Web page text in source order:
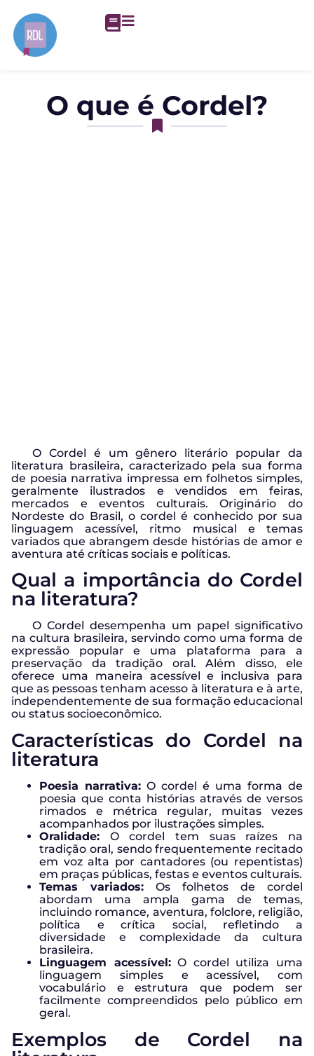
O que é Cordel?
O Cordel é um gênero literário popular da
literatura brasileira, caracterizado pela sua forma
de poesia narrativa impressa em folhetos simples,
geralmente ilustrados e vendidos em feiras,
mercados e eventos culturais. Originário do
Nordeste do Brasil, o cordel é conhecido por sua
linguagem acessível, ritmo musical e temas
variados que abrangem desde histórias de amor e
aventura até críticas sociais e políticas.
Qual a importância do Cordel
na literatura?
O Cordel desempenha um papel significativo
na cultura brasileira, servindo como uma forma de
expressão popular e uma plataforma para a
preservação da tradição oral. Além disso, ele
oferece uma maneira acessível e inclusiva para
que as pessoas tenham acesso à literatura e à arte,
independentemente de sua formação educacional
ou status socioeconômico.
Características do Cordel na
literatura
Poesia narrativa: O cordel é uma forma de
poesia que conta histórias através de versos
rimados e métrica regular, muitas vezes
acompanhados por ilustrações simples.
Oralidade: O cordel tem suas raízes na
tradição oral, sendo frequentemente recitado
em voz alta por cantadores (ou repentistas)
em praças públicas, festas e eventos culturais.
Temas variados: Os folhetos de cordel
abordam uma ampla gama de temas,
incluindo romance, aventura, folclore, religião,
política e crítica social, refletindo a
diversidade e complexidade da cultura
brasileira.
Linguagem acessível:O cordel utiliza uma
linguagem simples e acessível, com
vocabulário e estrutura que podem ser
facilmente compreendidos pelo público em
geral.
Exemplos de Cordel na